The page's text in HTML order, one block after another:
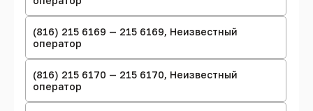
(816) 215 6169 — 215 6169, Неизвестный
оператор
(816) 215 6170 — 215 6170, Неизвестный
оператор